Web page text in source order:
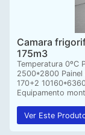
Camara
175m3
Temperatura 0ºC
2500*2800
170+2
Equipamento
Ver Este